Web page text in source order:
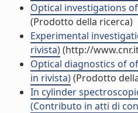
Optical investigations
(Prodotto della ricerca)
Experimental
rivista)(http://
Optical diagnostics of
in rivista)(Prodotto
In cylinder
(Contributo in atti di